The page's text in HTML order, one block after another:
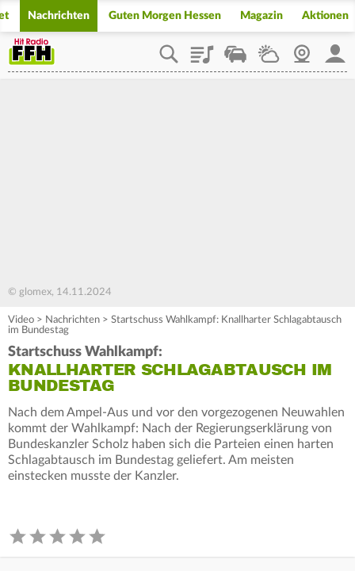
Nachrichten Guten Morgen Hessen Magazin Aktionen
PlaylistStaupilotWetterWebcam
© glomex, 14.11.2024
Video > Nachrichten > Startschuss Wahlkampf: Knallharter Schlagabtausch
im Bundestag
Startschuss Wahlkampf:
KNALLHARTER SCHLAGABTAUSCH IM
BUNDESTAG
Nach dem Ampel-Aus und vor den vorgezogenen Neuwahlen
kommt der Wahlkampf: Nach der Regierungserklärung von
Bundeskanzler Scholz haben sich die Parteien einen harten
Schlagabtausch im Bundestag geliefert. Am meisten
einstecken musste der Kanzler.